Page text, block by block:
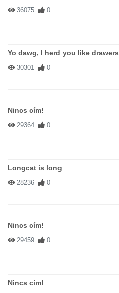
36075 0
Yo dawg, I herd you like drawers
30301 0
Nincs cím!
29364 0
Longcat is long
28236 0
Nincs cím!
29459 0
Nincs cím!